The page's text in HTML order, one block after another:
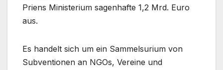
Priens Ministerium sagenhafte 1,2 Mrd. Euro
aus.
Es handelt sich um ein Sammelsurium von
Subventionen an NGOs, Vereine und